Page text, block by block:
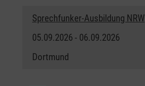
Sprechfunker-Ausbildung NRW
05.09.2026 - 06.09.2026
Dortmund